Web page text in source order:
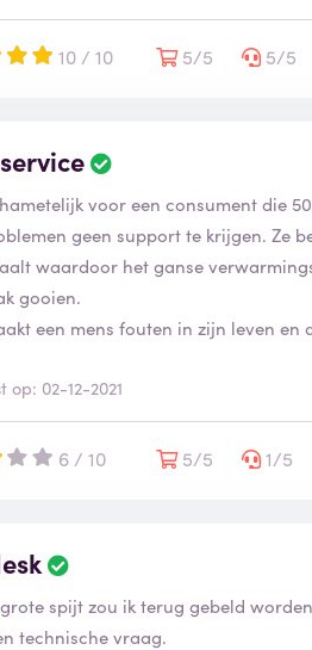
10 / 10 5/5 5/5
voor een consument die
geen support te krijgen. Ze
waardoor het ganse
gooien.
een mens fouten in zijn leven en
op: 02-12-2021
6 / 10 5/5 1/5
spijt zou ik terug gebeld
technische vraag.